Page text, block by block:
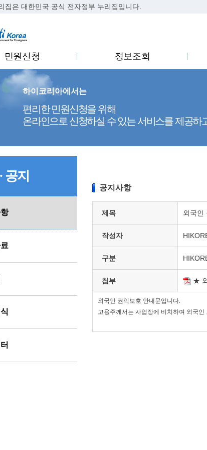
집은 대한민국 공식 전자정부 누리집입니다.
민원신청 정보조회
하이코리아에서는
편리한 민원신청을 위해
온라인으로 신청하실 수 있는 서비스를 제공하
공지
공지사항
제목 외국인
작성자
구분
첨부 ★
외국인 권익보호 안내문입니다.
고용주께서는 사업장에 비치하여 외국